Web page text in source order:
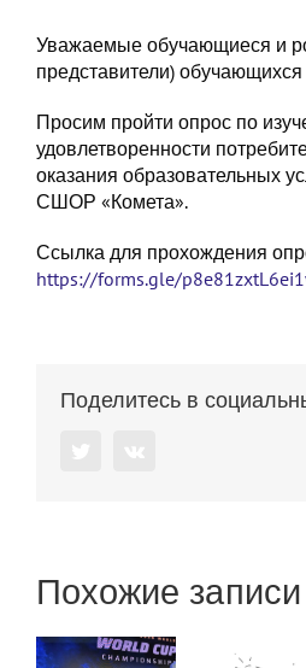
Уважаемые обучающиеся и
представители) обучающихся
Просим пройти опрос по
удовлетворенности
оказания образовательных
СШОР «Комета».
Ссылка для прохождения
https://forms.gle/
Поделитесь в
Похожие записи